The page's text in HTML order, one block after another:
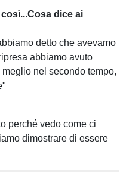
dice ai
detto che avevamo
abbiamo avuto
nel secondo tempo,
perché vedo come ci
dimostrare di essere